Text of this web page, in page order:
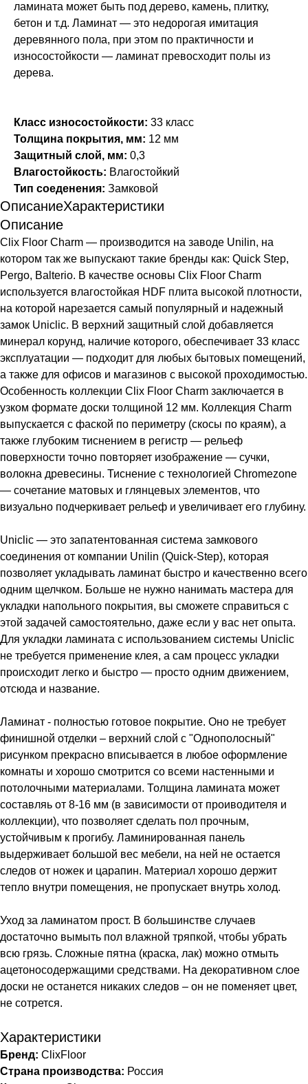
ламината может быть под дерево, камень, плитку,
бетон и т.д. Ламинат — это недорогая имитация
деревянного пола, при этом по практичности и
износостойкости — ламинат превосходит полы из
дерева.
Класс износостойкости: 33 класс
Толщина покрытия, мм: 12 мм
Защитный слой, мм: 0,3
Влагостойкость: Влагостойкий
Тип соеденения: Замковой
ОписаниеХарактеристики
Описание
Clix Floor Charm — производится на заводе Unilin, на
котором так же выпускают такие бренды как: Quick Step,
Pergo, Balterio. В качестве основы Clix Floor Charm
используется влагостойкая HDF плита высокой плотности,
на которой нарезается самый популярный и надежный
замок Uniclic. В верхний защитный слой добавляется
минерал корунд, наличие которого, обеспечивает 33 класс
эксплуатации — подходит для любых бытовых помещений,
а также для офисов и магазинов с высокой проходимостью.
Особенность коллекции Clix Floor Charm заключается в
узком формате доски толщиной 12 мм. Коллекция Charm
выпускается с фаской по периметру (скосы по краям), а
также глубоким тиснением в регистр — рельеф
поверхности точно повторяет изображение — сучки,
волокна древесины. Тиснение с технологией Chromezone
— сочетание матовых и глянцевых элементов, что
визуально подчеркивает рельеф и увеличивает его глубину.
Uniclic — это запатентованная система замкового
соединения от компании Unilin (Quick-Step), которая
позволяет укладывать ламинат быстро и качественно всего
одним щелчком. Больше не нужно нанимать мастера для
укладки напольного покрытия, вы сможете справиться с
этой задачей самостоятельно, даже если у вас нет опыта.
Для укладки ламината с использованием системы Uniclic
не требуется применение клея, а сам процесс укладки
происходит легко и быстро — просто одним движением,
отсюда и название.
Ламинат - полностью готовое покрытие. Оно не требует
финишной отделки – верхний слой с "Однополосный"
рисунком прекрасно вписывается в любое оформление
комнаты и хорошо смотрится со всеми настенными и
потолочными материалами. Толщина ламината может
составляь от 8-16 мм (в зависимости от проиводителя и
коллекции), что позволяет сделать пол прочным,
устойчивым к прогибу. Ламинированная панель
выдерживает большой вес мебели, на ней не остается
следов от ножек и царапин. Материал хорошо держит
тепло внутри помещения, не пропускает внутрь холод.
Уход за ламинатом прост. В большинстве случаев
достаточно вымыть пол влажной тряпкой, чтобы убрать
всю грязь. Сложные пятна (краска, лак) можно отмыть
ацетоносодержащими средствами. На декоративном слое
доски не останется никаких следов – он не поменяет цвет,
не сотрется.
Характеристики
Бренд: ClixFloor
Страна производства: Россия